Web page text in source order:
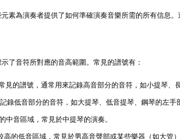
素為演奏者提供了如何準確演奏音樂所需的所有信息
了音符所對應的音高範圍。常見的譜號有：
見的譜號，通常用來記錄高音部分的音符，如小提琴、
錄低音部分的音符，如大提琴、低音提琴、鋼琴的左手
中音區域，常見於中提琴的演奏。
高的低音區域，常見於男高音聲部或某些樂器（如大管）